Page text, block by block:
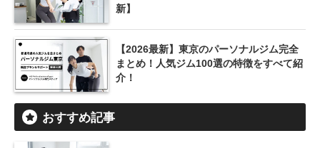
新】
【2026最新】東京のパーソナルジム完全
まとめ！人気ジム100選の特徴をすべて紹
介！
おすすめ記事